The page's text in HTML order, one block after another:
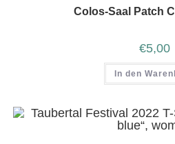
Colos-Saal Patch
€5,00
In den